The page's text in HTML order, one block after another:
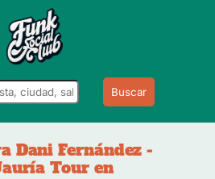
Buscar
Dani Fernández -
Tour en